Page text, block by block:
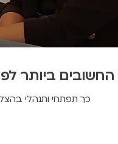
ביותר
כך תפתחי ותנהלי